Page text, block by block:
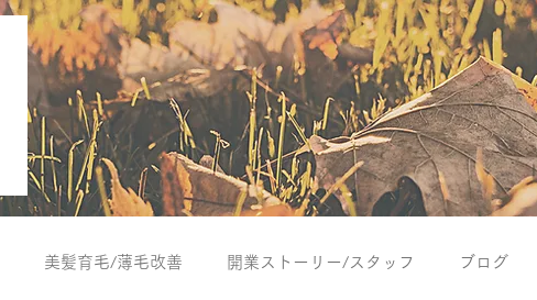
美髪育毛/薄毛改善 開業ストーリー/スタッフ ブログ